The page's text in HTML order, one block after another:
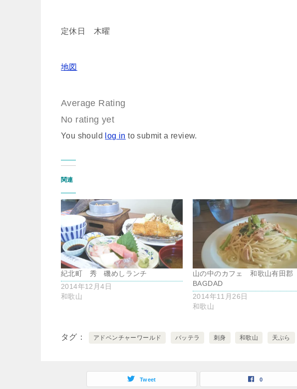
定休日 木曜
地図
Average Rating
No rating yet
You should log in to submit a review.
関連
紀北町 秀 磯めしランチ
2014年12月4日
和歌山
山の中のカフェ 和歌山有田郡
BAGDAD
2014年11月26日
和歌山
タグ アドベンチャーワールド バッテラ 刺身 和歌山 天ぷら
Tweet 0